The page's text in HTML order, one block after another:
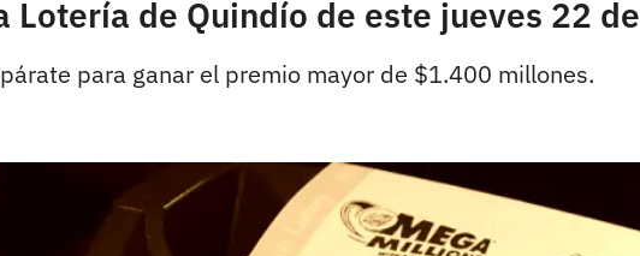
Lotería de Quindío de este jueves 22
para ganar el premio mayor de $1.400 millones.